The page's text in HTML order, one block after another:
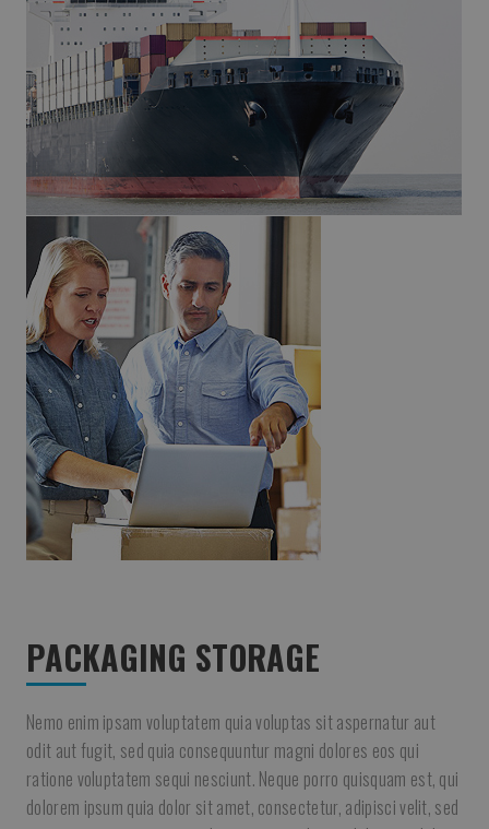
PACKAGING STORAGE
Nemo enim ipsam voluptatem quia voluptas sit aspernatur aut
odit aut fugit, sed quia consequuntur magni dolores eos qui
ratione voluptatem sequi nesciunt. Neque porro quisquam est, qui
dolorem ipsum quia dolor sit amet, consectetur, adipisci velit, sed